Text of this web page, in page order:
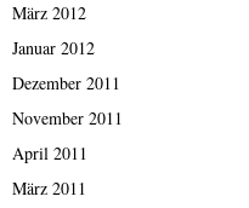
März 2012
Januar 2012
Dezember 2011
November 2011
April 2011
März 2011